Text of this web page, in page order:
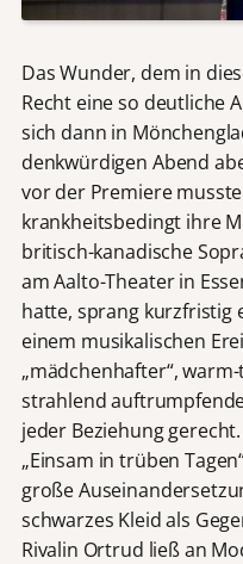
Das Wunder, dem in
Recht eine so deutliche
sich dann in
denkwürdigen Abend
vor der Premiere musste
krankheitsbedingt ihre
britisch-kanadische
am Aalto-Theater in
hatte, sprang kurzfristig
einem musikalischen
„mädchenhafter“,
strahlend
jeder Beziehung
„Einsam in trüben
große
schwarzes Kleid als
Rivalin Ortrud ließ an